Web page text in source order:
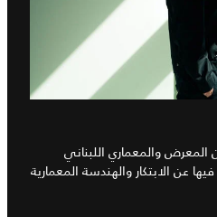
المعرض والمعماري اللبناني
عن الابتكار والهندسة المعمارية